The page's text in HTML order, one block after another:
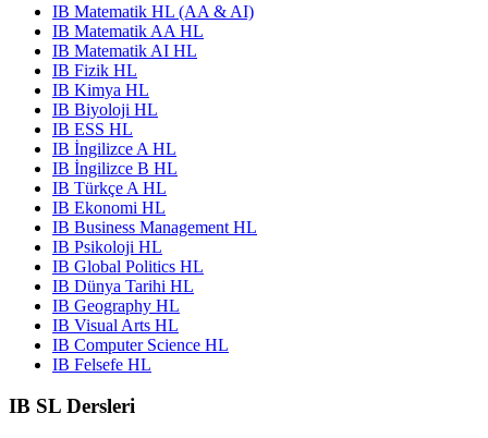
IB Matematik HL (AA & AI)
IB Matematik AA HL
IB Matematik AI HL
IB Fizik HL
IB Kimya HL
IB Biyoloji HL
IB ESS HL
IB İngilizce A HL
IB İngilizce B HL
IB Türkçe A HL
IB Ekonomi HL
IB Business Management HL
IB Psikoloji HL
IB Global Politics HL
IB Dünya Tarihi HL
IB Geography HL
IB Visual Arts HL
IB Computer Science HL
IB Felsefe HL
IB SL Dersleri